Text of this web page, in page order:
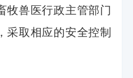
牧兽医行政主管部门
采取相应的安全控制